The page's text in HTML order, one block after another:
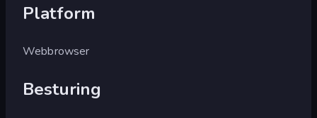
Platform
Webbrowser
Besturing